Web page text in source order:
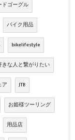
ドゴーグル
バイク用品
bikelifestyle
きな人と繋がりたい
ア JTB
お姫様ツーリング
用品店